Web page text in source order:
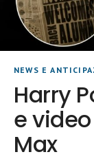
NEWS E
Harry
e video
Max